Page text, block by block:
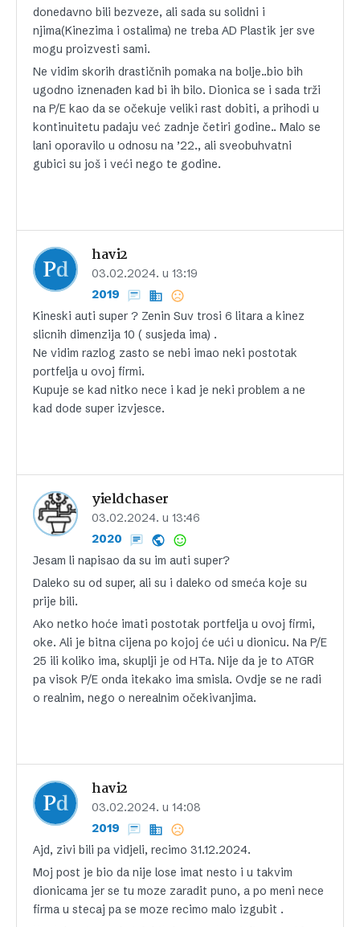
donedavno bili bezveze, ali sada su solidni i
njima(Kinezima i ostalima) ne treba AD Plastik jer sve
mogu proizvesti sami.
Ne vidim skorih drastičnih pomaka na bolje..bio bih
ugodno iznenađen kad bi ih bilo. Dionica se i sada trži
na P/E kao da se očekuje veliki rast dobiti, a prihodi u
kontinuitetu padaju već zadnje četiri godine.. Malo se
lani oporavilo u odnosu na ’22., ali sveobuhvatni
gubici su još i veći nego te godine.
havi2
03.02.2024. u 13:19
2019
Kineski auti super ? Zenin Suv trosi 6 litara a kinez
slicnih dimenzija 10 ( susjeda ima) .
Ne vidim razlog zasto se nebi imao neki postotak
portfelja u ovoj firmi.
Kupuje se kad nitko nece i kad je neki problem a ne
kad dode super izvjesce.
yieldchaser
03.02.2024. u 13:46
2020
Jesam li napisao da su im auti super?
Daleko su od super, ali su i daleko od smeća koje su
prije bili.
Ako netko hoće imati postotak portfelja u ovoj firmi,
oke. Ali je bitna cijena po kojoj će ući u dionicu. Na P/E
25 ili koliko ima, skuplji je od HTa. Nije da je to ATGR
pa visok P/E onda itekako ima smisla. Ovdje se ne radi
o realnim, nego o nerealnim očekivanjima.
havi2
03.02.2024. u 14:08
2019
Ajd, zivi bili pa vidjeli, recimo 31.12.2024.
Moj post je bio da nije lose imat nesto i u takvim
dionicama jer se tu moze zaradit puno, a po meni nece
firma u stecaj pa se moze recimo malo izgubit .